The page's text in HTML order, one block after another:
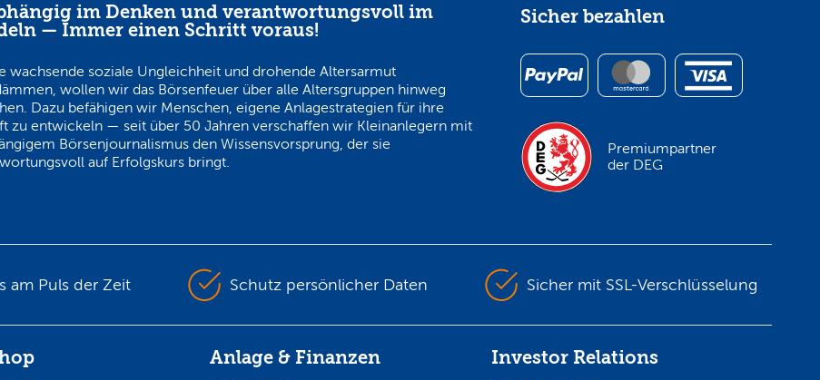
im Denken und verantwortungsvoll im
— Immer einen Schritt voraus!
wachsende soziale Ungleichheit und drohende Altersarmut
wollen wir das Börsenfeuer über alle Altersgruppen hinweg
Dazu befähigen wir Menschen, eigene Anlagestrategien für ihre
zu entwickeln — seit über 50 Jahren verschaffen wir Kleinanlegern mit
Börsenjournalismus den Wissensvorsprung, der sie
auf Erfolgskurs bringt.
Sicher bezahlen
Premiumpartner
der DEG
am Puls der Zeit Schutz persönlicher Daten Sicher mit SSL-Verschlüsselung
Anlage & Finanzen Investor Relations